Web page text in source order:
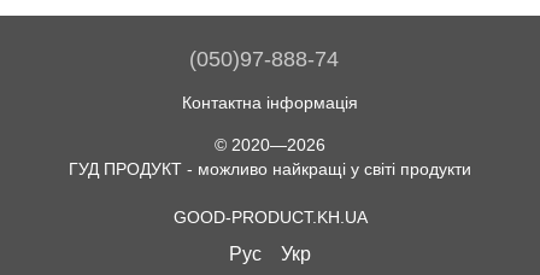
(050)97-888-74
Контактна інформація
© 2020—2026
ГУД ПРОДУКТ - можливо найкращі у світі продукти
GOOD-PRODUCT.KH.UA
Рус Укр